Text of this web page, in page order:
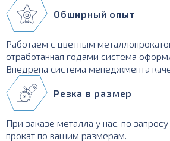
Обширный опыт
Работаем с цветным
отработанная годами система
Внедрена система менеджмента
Резка в размер
При заказе металла у нас, по запросу
прокат по вашим размерам.